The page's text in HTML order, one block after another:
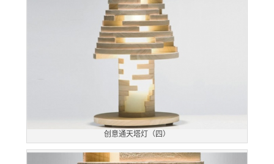
创意通天塔灯（四）